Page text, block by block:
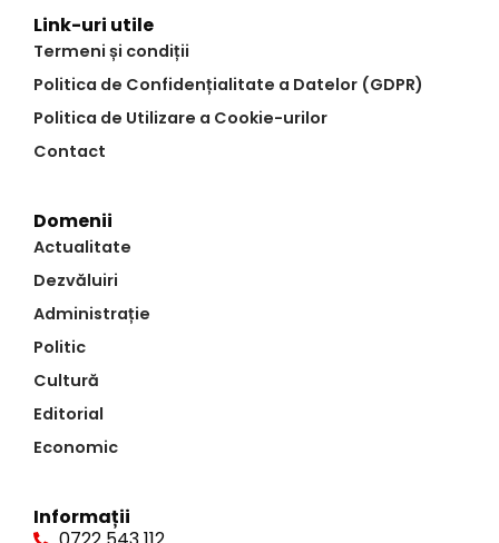
Link-uri utile
Termeni și condiții
Politica de Confidențialitate a Datelor (GDPR)
Politica de Utilizare a Cookie-urilor
Contact
Domenii
Actualitate
Dezvăluiri
Administrație
Politic
Cultură
Editorial
Economic
Informații